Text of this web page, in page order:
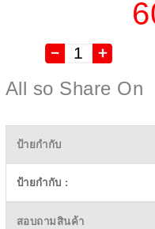
All so Share On
ป้ายกำกับ
ป้ายกำกับ :
สอบถามสินค้า